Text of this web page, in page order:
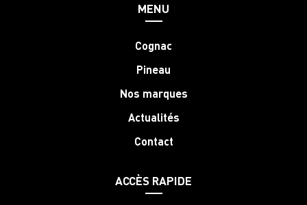
MENU
Cognac
Pineau
Nos marques
Actualités
Contact
ACCÈS RAPIDE